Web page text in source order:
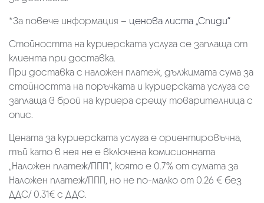
*За повече информация – ценова листа „Спиди“
Стойността на куриерската услуга се заплаща от
клиента при доставка.
При доставка с наложен платеж, дължимата сума за
стойността на поръчката и куриерската услуга се
заплаща в брой на куриера срещу товарителница с
опис.
Цената за куриерската услуга е ориентировъчна,
тъй като в нея не е включена комисионната
„Наложен платеж/ППП“, която е 0.7% от сумата за
Наложен платеж/ППП, но не по-малко от 0.26 € без
ДДС/ 0.31€ с ДДС.